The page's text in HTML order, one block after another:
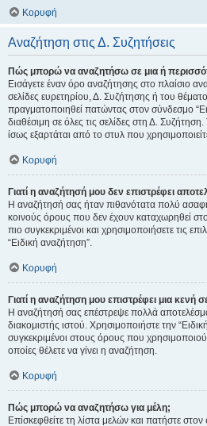
Κορυφή
Αναζήτηση στις Δ. Συζητήσεις
Πώς μπορώ να αναζητήσω σε μια ή
Εισάγετε έναν όρο αναζήτησης στο πλαίσιο
σελίδες ευρετηρίου, Δ. Συζήτησης ή του
πραγματοποιηθεί πατώντας στον σύνδεσμο
διαθέσιμη σε όλες τις σελίδες στη Δ.
ίσως εξαρτάται από το στυλ που
Κορυφή
Γιατί η αναζήτησή μου δεν επιστρέφει
Η αναζήτησή σας ήταν πιθανότατα πολύ
κοινούς όρους που δεν έχουν καταχωρηθεί
πιο συγκεκριμένοι και χρησιμοποιήσετε τις
“Ειδική αναζήτηση”.
Κορυφή
Γιατί η αναζήτηση μου επιστρέφει μια κενή
Η αναζήτησή σας επέστρεψε πολλά
διακομιστής ιστού. Χρησιμοποιήστε την
συγκεκριμένοι στους όρους που
οποίες θέλετε να γίνει η αναζήτηση.
Κορυφή
Πώς μπορώ να αναζητήσω για μέλη;
Επίσκεφθείτε τη λίστα μελών και πατήστε